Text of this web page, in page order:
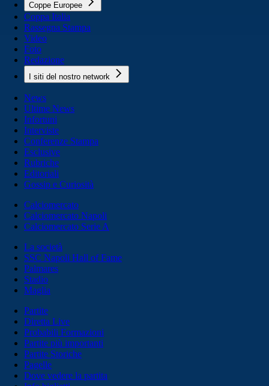
Coppe Europee
Coppa Italia
Rassegna Stampa
Video
Foto
Redazione
I siti del nostro network
News
Ultime News
Infortuni
Interviste
Conferenze Stampa
Esclusive
Rubriche
Editoriali
Gossip e Curiosità
Calciomercato
Calciomercato Napoli
Calciomercato Serie A
La società
SSC Napoli Hall of Fame
Palmares
Stadio
Maglia
Partite
Diretta Live
Probabili Formazioni
Partite più importanti
Partite Storiche
Pagelle
Dove vedere la partita